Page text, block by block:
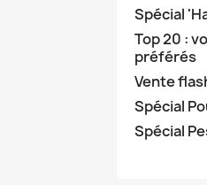
Spécial
Top 20 :
préférés
Vente
Spécial
Spécial